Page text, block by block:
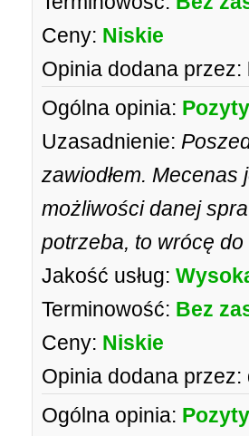
Ceny: Niskie
Opinia dodana przez:
Ogólna opinia:
Uzasadnienie:
zawiodłem.
możliwości danej
potrzeba, to wrócę
Jakość usług:
Terminowość: Bez
Ceny: Niskie
Opinia dodana przez:
Ogólna opinia: